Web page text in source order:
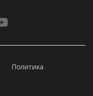
Политика